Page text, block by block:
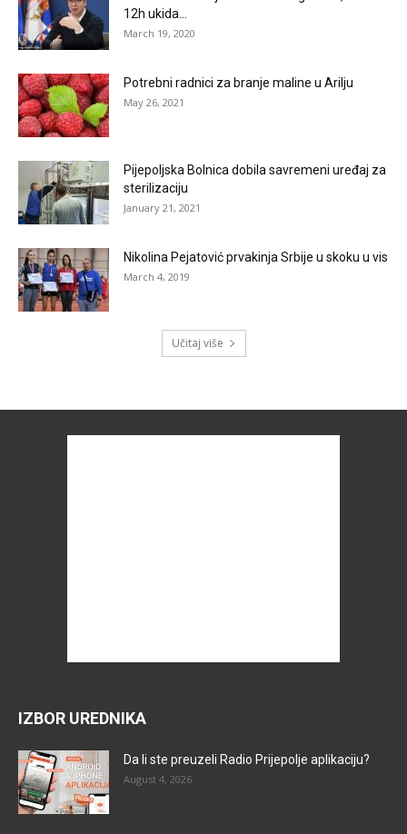
12h ukida...
March 19, 2020
Potrebni radnici za branje maline u Arilju
May 26, 2021
Pijepoljska Bolnica dobila savremeni uređaj za
sterilizaciju
January 21, 2021
Nikolina Pejatović prvakinja Srbije u skoku u vis
March 4, 2019
Učitaj više
IZBOR UREDNIKA
Da li ste preuzeli Radio Prijepolje aplikaciju?
August 4, 2026